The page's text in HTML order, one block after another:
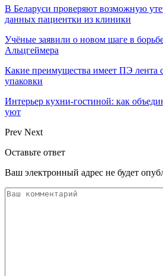
В Беларуси проверяют возможную
данных пациентки из клиники
Учёные заявили о новом шаге в
Альцгеймера
Какие преимущества имеет ПЭ лента
упаковки
Интерьер кухни-гостиной: как
уют
Prev Next
Оставьте ответ
Ваш электронный адрес не будет